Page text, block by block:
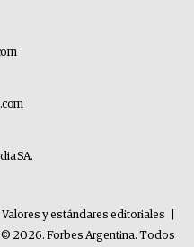
SA.
Valores y estándares editoriales
© 2026. Forbes Argentina. Todos